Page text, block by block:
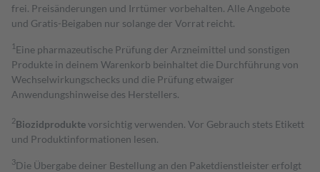
frei. Preisänderungen und Irrtümer vorbehalten. Alle Angebote
und Gratis-Beigaben nur solange der Vorrat reicht.
1 Eine pharmazeutische Prüfung der Arzneimittel und sonstigen
Produkte in deinem Warenkorb beinhaltet die Durchführung von
Wechselwirkungschecks und die Prüfung etwaiger
Anwendungshinweise des Herstellers.
2Biozidproduktevorsichtig verwenden. Vor Gebrauch stets Etikett
und Produktinformationen lesen.
3Die Übergabe deiner Bestellung an den Paketdienstleister erfolgt